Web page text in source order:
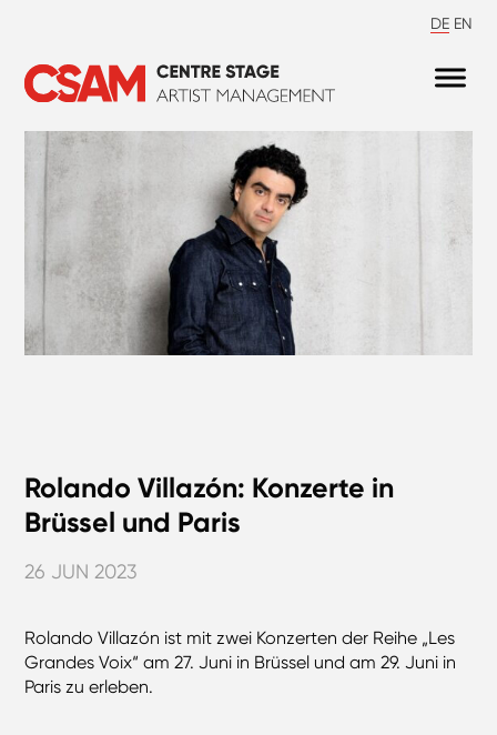
DE EN
Rolando Villazón: Konzerte in
Brüssel und Paris
26 JUN 2023
Rolando Villazón ist mit zwei Konzerten der Reihe „Les
Grandes Voix“ am 27. Juni in Brüssel und am 29. Juni in
Paris zu erleben.